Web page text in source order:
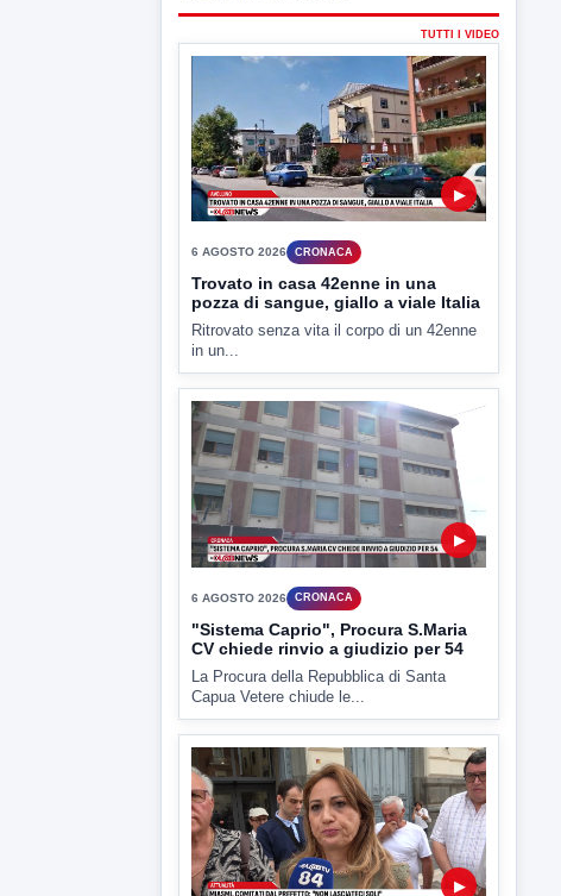
ULTIMI VIDEO
TUTTI I VIDEO
▶
6 AGOSTO 2026 CRONACA
Trovato in casa 42enne in una
pozza di sangue, giallo a viale Italia
Ritrovato senza vita il corpo di un 42enne
in un...
▶
6 AGOSTO 2026 CRONACA
"Sistema Caprio", Procura S.Maria
CV chiede rinvio a giudizio per 54
La Procura della Repubblica di Santa
Capua Vetere chiude le...